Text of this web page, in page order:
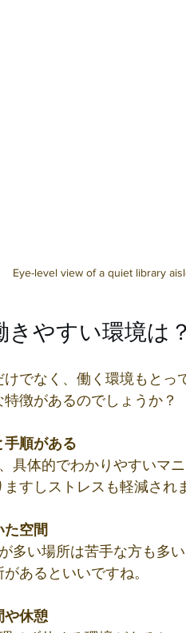
Eye-level view of a quiet library
きやすい環境は？
けでなく、働く環境もと
徴があるのでしょうか？
手順がある
すしストレスも軽減され
た空間
あるといいですね。
や休憩